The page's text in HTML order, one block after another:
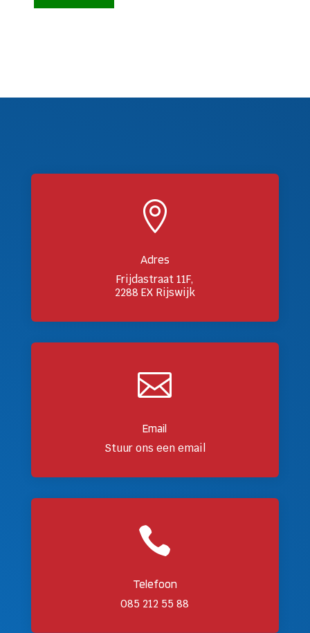

Adres
Frijdastraat 11F,
2288 EX Rijswijk

Email
Stuur ons een email

Telefoon
085 212 55 88